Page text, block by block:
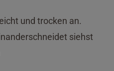
und trocken an.
siehst